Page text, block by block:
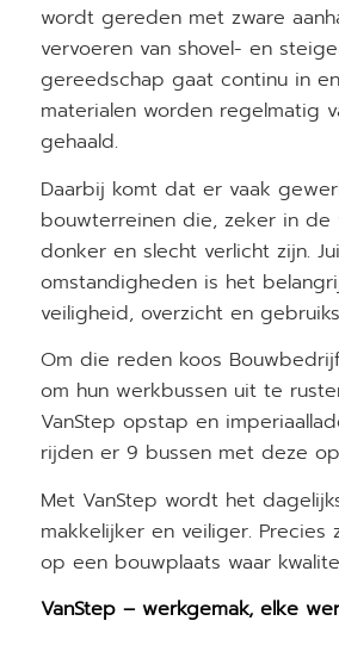
wordt gereden met zware
vervoeren van shovel- en
gereedschap gaat continu in
materialen worden regelmatig
gehaald.
Daarbij komt dat er vaak
bouwterreinen die, zeker in de
donker en slecht verlicht zijn.
omstandigheden is het
veiligheid, overzicht en
Om die reden koos
om hun werkbussen uit te
VanStep opstap en
rijden er 9 bussen met deze
Met VanStep wordt het
makkelijker en veiliger. Precies
op een bouwplaats waar
VanStep – werkgemak, elke